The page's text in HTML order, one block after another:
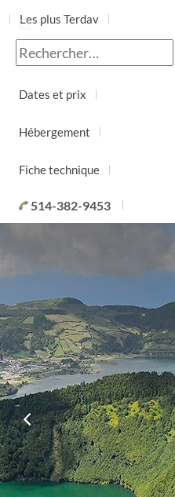
Les plus Terdav
Jour par jour
Dates et prix
Hébergement
Fiche technique
514-382-9453